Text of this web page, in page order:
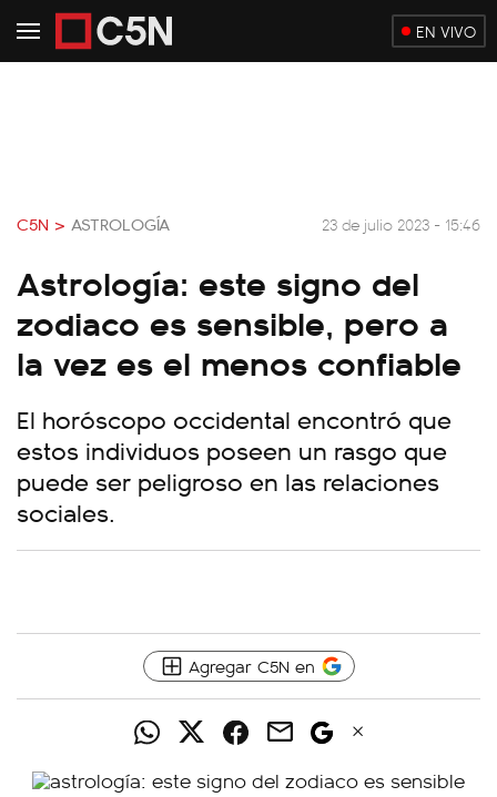
EN VIVO
C5N > ASTROLOGÍA 23 de julio 2023 - 15:46
Astrología: este signo del
zodiaco es sensible, pero a
la vez es el menos confiable
El horóscopo occidental encontró que
estos individuos poseen un rasgo que
puede ser peligroso en las relaciones
sociales.
Agregar C5N en